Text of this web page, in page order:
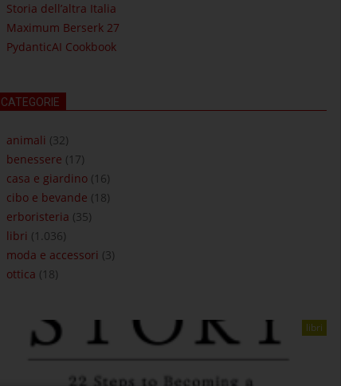
Storia dell’altra Italia
Maximum Berserk 27
PydanticAI Cookbook
CATEGORIE
animali (32)
benessere (17)
casa e giardino(16)
cibo e bevande (18)
erboristeria (35)
libri (1.036)
moda e accessori (3)
ottica (18)
libri